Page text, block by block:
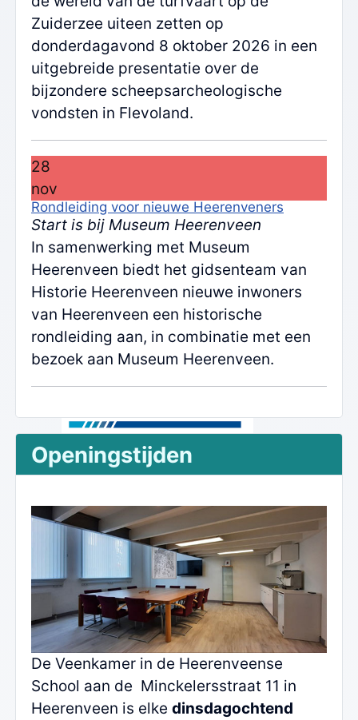
Zuiderzee uiteen zetten op
donderdagavond 8 oktober 2026 in een
uitgebreide presentatie over de
bijzondere scheepsarcheologische
vondsten in Flevoland.
28
nov
Rondleiding voor nieuwe Heerenveners
Start is bij Museum Heerenveen
In samenwerking met Museum
Heerenveen biedt het gidsenteam van
Historie Heerenveen nieuwe inwoners
van Heerenveen een historische
rondleiding aan, in combinatie met een
bezoek aan Museum Heerenveen.
Openingstijden
De Veenkamer in de Heerenveense
School aan de Minckelersstraat 11 in
Heerenveen is elke dinsdagochtend